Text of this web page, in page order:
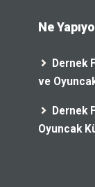
Ne
Dernek
ve
Dernek
Oyuncak